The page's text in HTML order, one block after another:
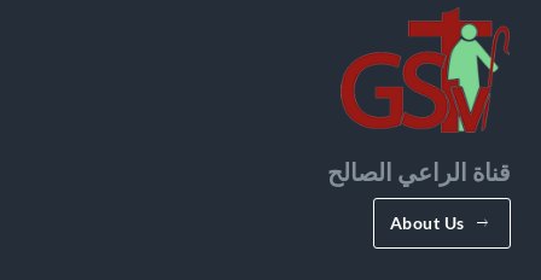
قناة الراعي الصالح
About Us